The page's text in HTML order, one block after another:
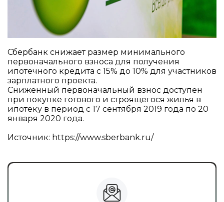
Сбербанк снижает размер минимального
первоначального взноса для получения
ипотечного кредита с 15% до 10% для участников
зарплатного проекта.
Сниженный первоначальный взнос доступен
при покупке готового и строящегося жилья в
ипотеку в период с 17 сентября 2019 года по 20
января 2020 года.
Источник: https://www.sberbank.ru/